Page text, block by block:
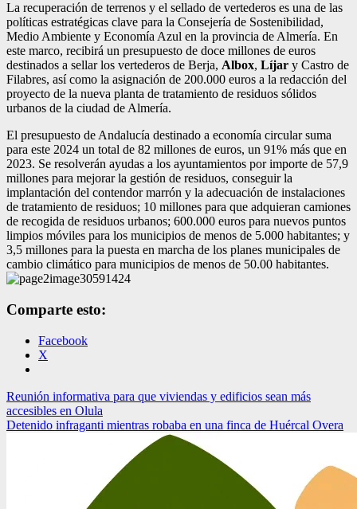
La recuperación de terrenos y el sellado de vertederos es una de las
políticas estratégicas clave para la Consejería de Sostenibilidad,
Medio Ambiente y Economía Azul en la provincia de Almería. En
este marco, recibirá un presupuesto de doce millones de euros
destinados a sellar los vertederos de Berja, Albox, Líjar y Castro de
Filabres, así como la asignación de 200.000 euros a la redacción del
proyecto de la nueva planta de tratamiento de residuos sólidos
urbanos de la ciudad de Almería.
El presupuesto de Andalucía destinado a economía circular suma
para este 2024 un total de 82 millones de euros, un 91% más que en
2023. Se resolverán ayudas a los ayuntamientos por importe de 57,9
millones para mejorar la gestión de residuos, conseguir la
implantación del contendor marrón y la adecuación de instalaciones
de tratamiento de residuos; 10 millones para que adquieran camiones
de recogida de residuos urbanos; 600.000 euros para nuevos puntos
limpios móviles para los municipios de menos de 5.000 habitantes; y
3,5 millones para la puesta en marcha de los planes municipales de
cambio climático para municipios de menos de 50.00 habitantes.
Comparte esto:
Facebook
X
Navegación
de
Reunión informativa para que viviendas y edificios sean más
accesibles en Olula
Detenido infraganti mientras robaba en una finca de Huércal Overa